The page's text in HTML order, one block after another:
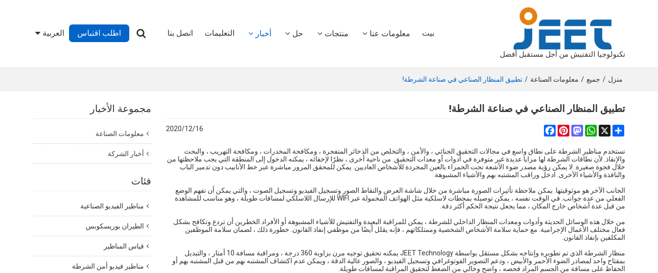
تكنولوجيا التفتيش من أجل مستقبل أفضل
بيت معلومات عنا منتجات حل أخبار التعليمات اتصل بنا اطلب اقتباس العربية
منزل / جميع / معلومات الصناعة / تطبيق المنظار الصناعي في صناعة الشرطة!
مجموعة الأخبار
معلومات الصناعة
أخبار الشركة
فئات
مناظير الفيديو الصناعية
الطيران بوريسكوبس
قياس المناظير
مناظير فيديو أمن الشرطة
تطبيق المنظار الصناعي في صناعة الشرطة!
Share
FacebookPinterest
Mastodon
WhatsApp X
2020/12/16
تستخدم مناظير الشرطة على نطاق واسع في مجالات التحقيق الجنائي ، والأمن ، والتخلص من الذخائر المتفجرة ، ومكافحة المخدرات ، ومكافحة التهريب ، والبحث
والإنقاذ. لأن نطاقات الشرطة لها مزايا عديدة غير متوفرة في أدوات أو معدات التحقيق. من ناحية أخرى ، نظرًا لإخفائه ، يمكنه الدخول إلى المنطقة التي يجب ملاحظتها من
خلال فجوة صغيرة. لا يمكن رؤية مصدر ضوء الأشعة تحت الحمراء بالعين المجردة للأشخاص العاديين. يمكن للمحقق المرور مباشرة عبر خط الأنابيب دون تدمير الباب
والنافذة والأشياء الأخرى. ادخل وراقب المشتبه بهم والأشياء المشبوهة.
الجانب الآخر هو موثوقيتها. يمكن ملاحظة تأثيرات الصورة مباشرة من خلال شاشة العرض والتقاط الصور وتسجيل الفيديو وتسجيل الصوت ، والتي يمكن أن تفهم الوضع
الفعلي من عدة جوانب. في الوقت نفسه ، يمكن توصيله بمحطات لاسلكية مثل الهواتف المحمولة عبر WIFI للإرسال اللاسلكي لمسافات طويلة ، وهو مناسب للمشاهدة
من قبل عدة أشخاص خارج المكان ، مما يجعل نتيجة الحكم أكثر دقة.
من خلال هذه الوسائل الحديثة وأدوات ومعدات المنظار الداخلي للشرطة ، يمكن للمراقبة البعيدة والتفتيش للأشياء المشبوهة أو الأفراد الخطرين أن تردع وتكافح بشكل
فعال مختلف الأعمال الإجرامية. مع حماية سلامة الأشخاص الشخصية وممتلكاتهم ، فإنه يقلل أيضًا من موظفي إنفاذ القانون. خطورة ذلك ، لضمان سلامة الموظفين
المكلفين بإنفاذ القانون.
منظار الشرطة الذي تم تطويره وإنتاجه بشكل مستقل بواسطة JEET Technology يمكنه تحقيق توجيه مرن بزاوية 360 درجة ، ومراقبة مسافة 10 أمتار ، والتبديل
بمفتاح واحد لمصادر الضوء الأحمر والأبيض ، ودعم التصوير الفوتوغرافي وتسجيل الفيديو ، والصور عالية الدقة ، ويمكن عدم اكتشاف المشتبه بهم من قبل المشتبه بهم أو
الحفاظ على مسافة من الجسم المراد فحصه ، واضح وخالي من الضغط لتحقيق المراقبة لمسافات طويلة.